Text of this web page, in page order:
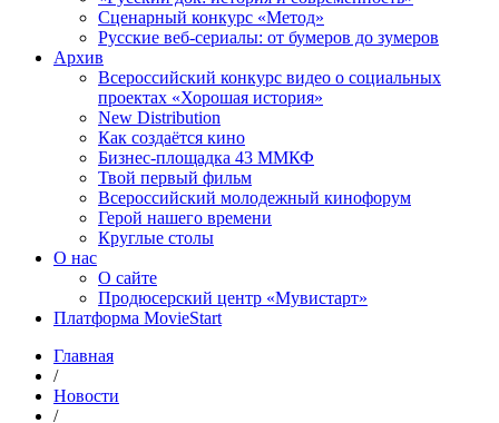
Сценарный конкурс «Метод»
Русские веб-сериалы: от бумеров до зумеров
Архив
Всероссийский конкурс видео о социальных
проектах «Хорошая история»
New Distribution
Как создаётся кино
Бизнес-площадка 43 ММКФ
Твой первый фильм
Всероссийский молодежный кинофорум
Герой нашего времени
Круглые столы
О нас
О сайте
Продюсерский центр «Мувистарт»
Платформа MovieStart
Главная
/
Новости
/